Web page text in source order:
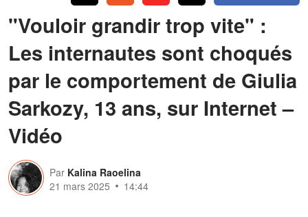
"Vouloir grandir trop vite" :
Les internautes sont choqués
par le comportement de Giulia
Sarkozy, 13 ans, sur Internet –
Vidéo
Par Kalina Raoelina
21 mars 2025
14:44